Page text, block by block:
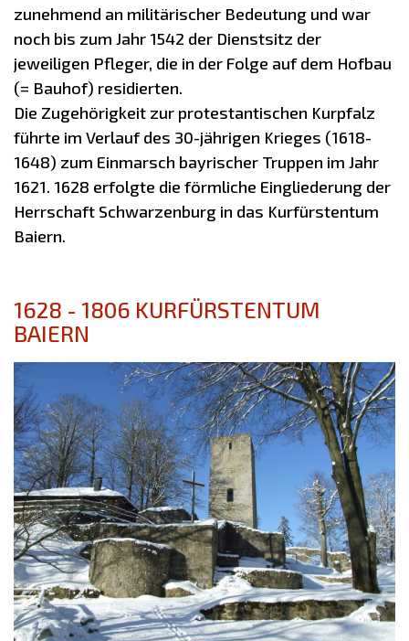
zunehmend an militärischer Bedeutung und war
noch bis zum Jahr 1542 der Dienstsitz der
jeweiligen Pfleger, die in der Folge auf dem Hofbau
(= Bauhof) residierten.
Die Zugehörigkeit zur protestantischen Kurpfalz
führte im Verlauf des 30-jährigen Krieges (1618-
1648) zum Einmarsch bayrischer Truppen im Jahr
1621. 1628 erfolgte die förmliche Eingliederung der
Herrschaft Schwarzenburg in das Kurfürstentum
Baiern.
1628 - 1806 KURFÜRSTENTUM
BAIERN